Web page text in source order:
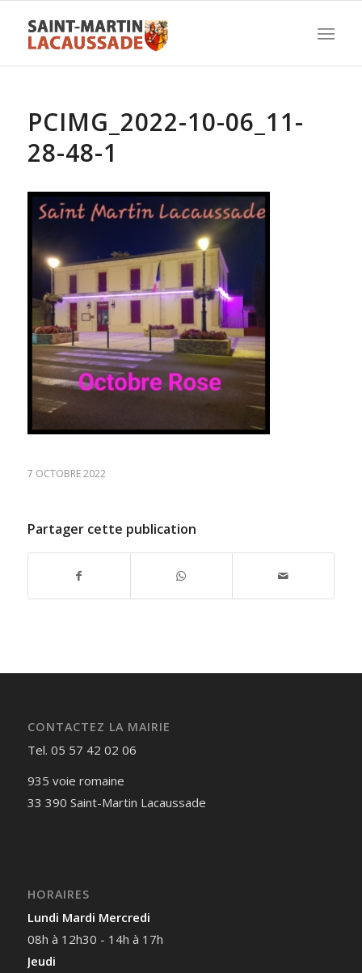
PCIMG_2022-10-06_11-
28-48-1
7 OCTOBRE 2022
Partager cette publication
CONTACTEZ LA MAIRIE
Tel. 05 57 42 02 06
935 voie romaine
33 390 Saint-Martin Lacaussade
HORAIRES
Lundi Mardi Mercredi
08h à 12h30 - 14h à 17h
Jeudi